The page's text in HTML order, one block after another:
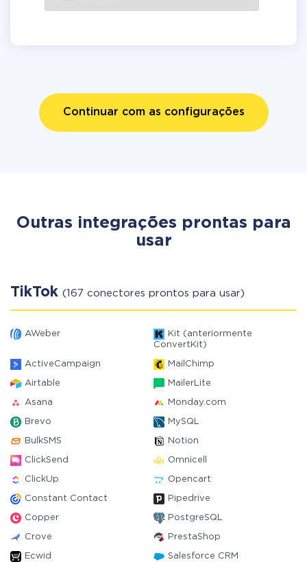
Continuar com as configurações
Outras integrações prontas para
usar
TikTok (167 conectores prontos para usar)
AWeber
Kit (anteriormente
ConvertKit)
ActiveCampaign MailChimp
Airtable MailerLite
Asana Monday.com
Brevo MySQL
BulkSMS Notion
ClickSend Omnicell
ClickUp Opencart
Constant Contact Pipedrive
Copper PostgreSQL
Crove PrestaShop
Ecwid Salesforce CRM